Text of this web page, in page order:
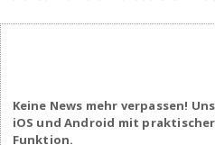
Keine News mehr verpassen!
iOS und Android mit
Funktion.